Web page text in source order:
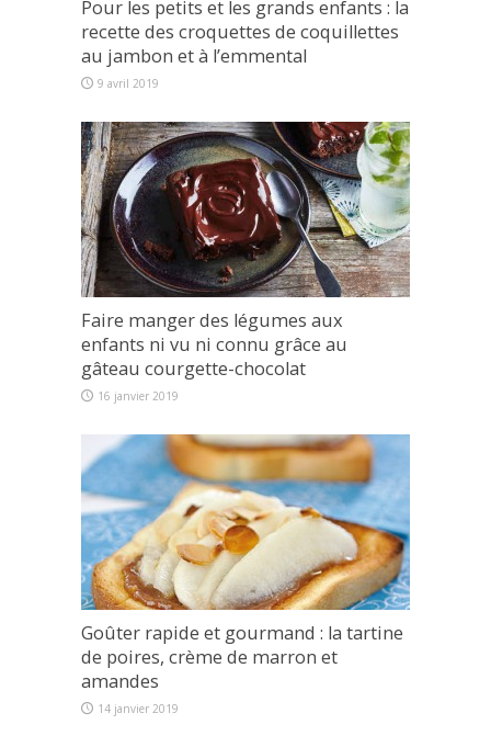
Pour les petits et les grands enfants : la
recette des croquettes de coquillettes
au jambon et à l’emmental
9 avril 2019
Faire manger des légumes aux
enfants ni vu ni connu grâce au
gâteau courgette-chocolat
16 janvier 2019
Goûter rapide et gourmand : la tartine
de poires, crème de marron et
amandes
14 janvier 2019